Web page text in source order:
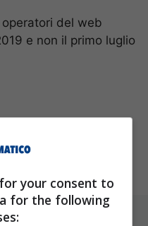
del web
e non il primo luglio
Next
your consent to
for the following